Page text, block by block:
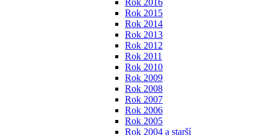
Rok 2016
Rok 2015
Rok 2014
Rok 2013
Rok 2012
Rok 2011
Rok 2010
Rok 2009
Rok 2008
Rok 2007
Rok 2006
Rok 2005
Rok 2004 a starší